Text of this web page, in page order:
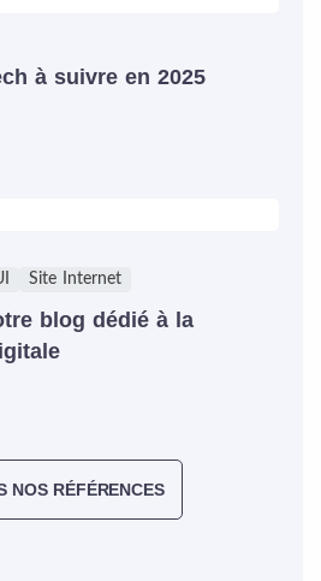
à suivre en 2025
Site Internet
blog dédié à la
NOS RÉFÉRENCES